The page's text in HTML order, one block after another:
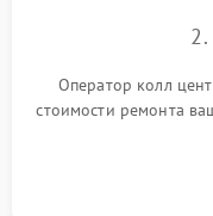
2.
Оператор колл
стоимости ремонта